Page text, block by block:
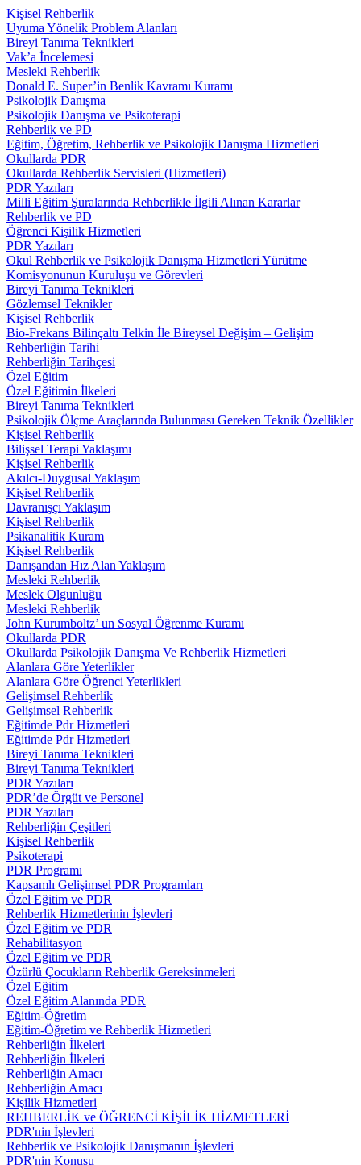
Kişisel Rehberlik
Uyuma Yönelik Problem Alanları
Bireyi Tanıma Teknikleri
Vak’a İncelemesi
Mesleki Rehberlik
Donald E. Super’in Benlik Kavramı Kuramı
Psikolojik Danışma
Psikolojik Danışma ve Psikoterapi
Rehberlik ve PD
Eğitim, Öğretim, Rehberlik ve Psikolojik Danışma Hizmetleri
Okullarda PDR
Okullarda Rehberlik Servisleri (Hizmetleri)
PDR Yazıları
Milli Eğitim Şuralarında Rehberlikle İlgili Alınan Kararlar
Rehberlik ve PD
Öğrenci Kişilik Hizmetleri
PDR Yazıları
Okul Rehberlik ve Psikolojik Danışma Hizmetleri Yürütme
Komisyonunun Kuruluşu ve Görevleri
Bireyi Tanıma Teknikleri
Gözlemsel Teknikler
Kişisel Rehberlik
Bio-Frekans Bilinçaltı Telkin İle Bireysel Değişim – Gelişim
Rehberliğin Tarihi
Rehberliğin Tarihçesi
Özel Eğitim
Özel Eğitimin İlkeleri
Bireyi Tanıma Teknikleri
Psikolojik Ölçme Araçlarında Bulunması Gereken Teknik Özellikler
Kişisel Rehberlik
Bilişsel Terapi Yaklaşımı
Kişisel Rehberlik
Akılcı-Duygusal Yaklaşım
Kişisel Rehberlik
Davranışçı Yaklaşım
Kişisel Rehberlik
Psikanalitik Kuram
Kişisel Rehberlik
Danışandan Hız Alan Yaklaşım
Mesleki Rehberlik
Meslek Olgunluğu
Mesleki Rehberlik
John Kurumboltz’ un Sosyal Öğrenme Kuramı
Okullarda PDR
Okullarda Psikolojik Danışma Ve Rehberlik Hizmetleri
Alanlara Göre Yeterlikler
Alanlara Göre Öğrenci Yeterlikleri
Gelişimsel Rehberlik
Gelişimsel Rehberlik
Eğitimde Pdr Hizmetleri
Eğitimde Pdr Hizmetleri
Bireyi Tanıma Teknikleri
Bireyi Tanıma Teknikleri
PDR Yazıları
PDR’de Örgüt ve Personel
PDR Yazıları
Rehberliğin Çeşitleri
Kişisel Rehberlik
Psikoterapi
PDR Programı
Kapsamlı Gelişimsel PDR Programları
Özel Eğitim ve PDR
Rehberlik Hizmetlerinin İşlevleri
Özel Eğitim ve PDR
Rehabilitasyon
Özel Eğitim ve PDR
Özürlü Çocukların Rehberlik Gereksinmeleri
Özel Eğitim
Özel Eğitim Alanında PDR
Eğitim-Öğretim
Eğitim-Öğretim ve Rehberlik Hizmetleri
Rehberliğin İlkeleri
Rehberliğin İlkeleri
Rehberliğin Amacı
Rehberliğin Amacı
Kişilik Hizmetleri
REHBERLİK ve ÖĞRENCİ KİŞİLİK HİZMETLERİ
PDR'nin İşlevleri
Rehberlik ve Psikolojik Danışmanın İşlevleri
PDR'nin Konusu